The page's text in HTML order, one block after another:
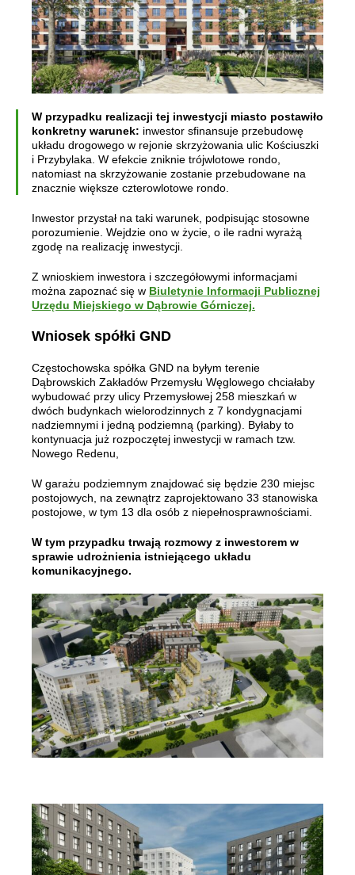
W przypadku realizacji tej inwestycji miasto postawiło
konkretny warunek: inwestor sfinansuje przebudowę
układu drogowego w rejonie skrzyżowania ulic Kościuszki
i Przybylaka. W efekcie zniknie trójwlotowe rondo,
natomiast na skrzyżowanie zostanie przebudowane na
znacznie większe czterowlotowe rondo.
Inwestor przystał na taki warunek, podpisując stosowne
porozumienie. Wejdzie ono w życie, o ile radni wyrażą
zgodę na realizację inwestycji.
Z wnioskiem inwestora i szczegółowymi informacjami
można zapoznać się w Biuletynie Informacji Publicznej
Urzędu Miejskiego w Dąbrowie Górniczej.
Wniosek spółki GND
Częstochowska spółka GND na byłym terenie
Dąbrowskich Zakładów Przemysłu Węglowego chciałaby
wybudować przy ulicy Przemysłowej 258 mieszkań w
dwóch budynkach wielorodzinnych z 7 kondygnacjami
nadziemnymi i jedną podziemną (parking). Byłaby to
kontynuacja już rozpoczętej inwestycji w ramach tzw.
Nowego Redenu,
W garażu podziemnym znajdować się będzie 230 miejsc
postojowych, na zewnątrz zaprojektowano 33 stanowiska
postojowe, w tym 13 dla osób z niepełnosprawnościami.
W tym przypadku trwają rozmowy z inwestorem w
sprawie udrożnienia istniejącego układu
komunikacyjnego.